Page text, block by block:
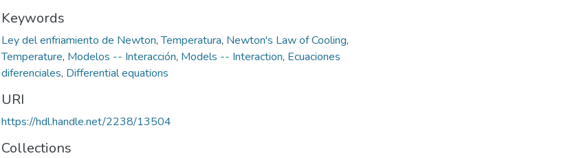
Keywords
Ley del enfriamiento de Newton,Temperatura, Newton's Law of Cooling,
Temperature, Modelos -- Interacción, Models -- Interaction, Ecuaciones
diferenciales, Differential equations
URI
https://hdl.handle.net/2238/13504
Collections